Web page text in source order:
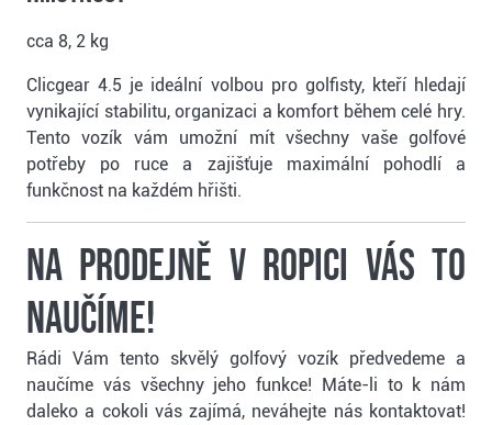
cca 8, 2 kg
Clicgear 4.5 je ideální volbou pro golfisty, kteří hledají
vynikající stabilitu, organizaci a komfort během celé hry.
Tento vozík vám umožní mít všechny vaše golfové
potřeby po ruce a zajišťuje maximální pohodlí a
funkčnost na každém hřišti.
Na prodejně v Ropici vás to
naučíme!
Rádi Vám tento skvělý golfový vozík předvedeme a
naučíme vás všechny jeho funkce! Máte-li to k nám
daleko a cokoli vás zajímá, neváhejte nás kontaktovat!